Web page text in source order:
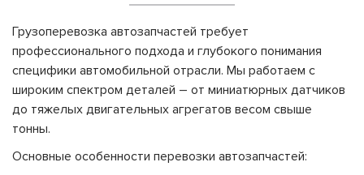
Грузоперевозка автозапчастей требует
профессионального подхода и глубокого понимания
специфики автомобильной отрасли. Мы работаем с
широким спектром деталей – от миниатюрных датчиков
до тяжелых двигательных агрегатов весом свыше
тонны.
Основные особенности перевозки автозапчастей: